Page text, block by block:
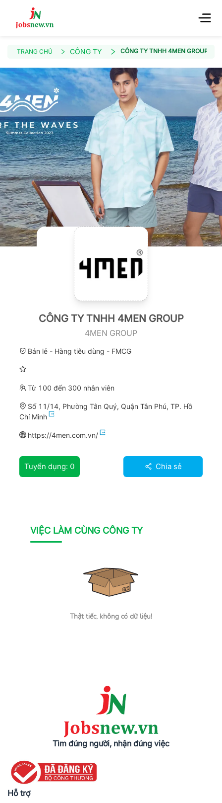
TRANG CHỦ CÔNG TY CÔNG TY TNHH 4MEN GROUP
CÔNG TY TNHH 4MEN GROUP
4MEN GROUP
Bán lẻ - Hàng tiêu dùng - FMCG
Từ 100 đến 300 nhân viên
Số 11/14, Phường Tân Quý, Quận Tân Phú, TP. Hồ
Chí Minh
https://4men.com.vn/
Tuyển dụng: 0 Chia sẻ
VIỆC LÀM CÙNG CÔNG TY
Thật tiếc, không có dữ liệu!
Tìm đúng người, nhận đúng việc
Hỗ trợ